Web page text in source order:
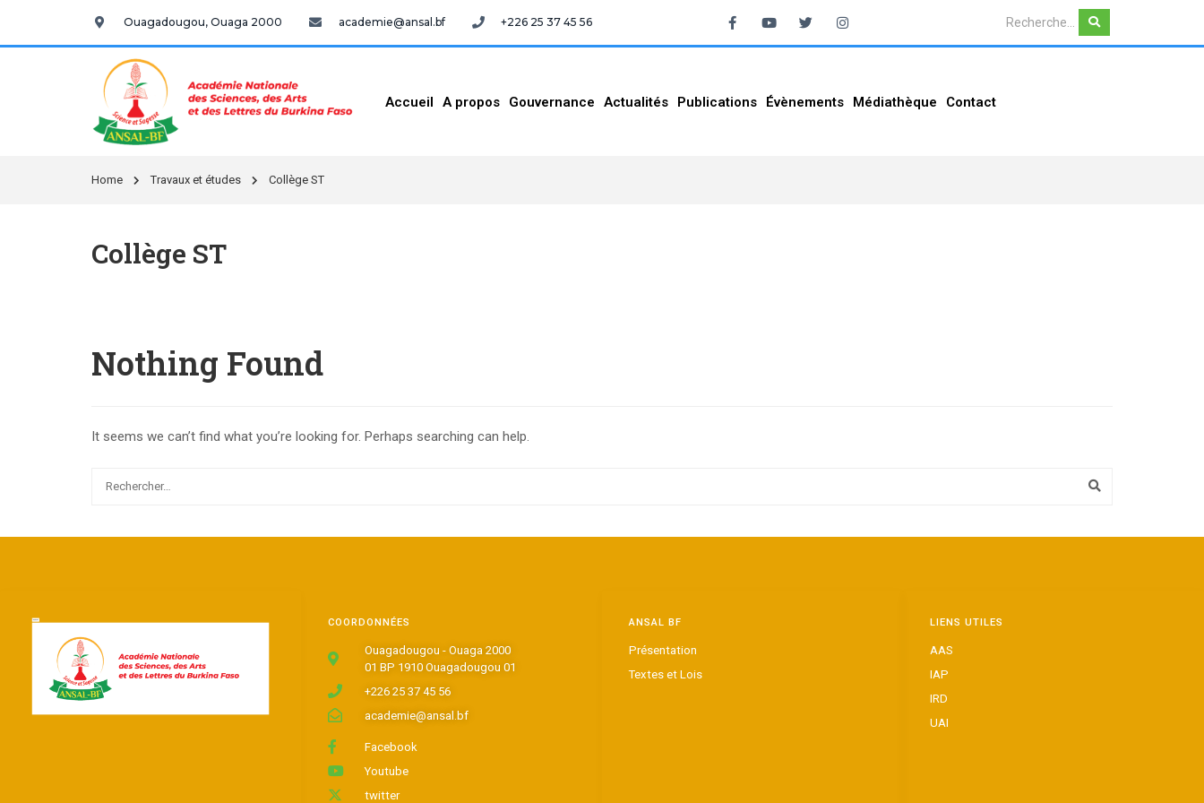
Ouagadougou, Ouaga 2000 academie@ansal.bf +226 25 37 45 56
Accueil A propos Gouvernance Actualités Publications Évènements Médiathèque Contact
Home Travaux et études Collège ST
Collège ST
Nothing Found
It seems we can’t find what you’re looking for. Perhaps searching can help.
COORDONNÉES
Ouagadougou - Ouaga 2000
01 BP 1910 Ouagadougou 01
+226 25 37 45 56
academie@ansal.bf
Facebook
Youtube
twitter
ANSAL BF
Présentation
Textes et Lois
LIENS UTILES
AAS
IAP
IRD
UAI